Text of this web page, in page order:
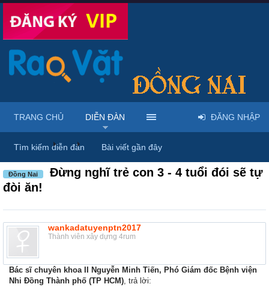
Diễn đàn ... Rao vặt tổng hợp - Uy tín - Miễn phí
Đồng Nai
Đừng nghĩ trẻ con 3 - 4 tuổi đói sẽ tự
đòi ăn!
wankadatuyenptn2017
Thành viên xây dựng 4rum
Bác sĩ chuyên khoa II Nguyễn Minh Tiến, Phó Giám đốc Bệnh viện
Nhi Đồng Thành phố (TP HCM), trả lời:
TRANG CHỦ DIỄN ĐÀN
Tìm kiếm diễn đàn Bài viết gần đây
ĐĂNG NHẬP